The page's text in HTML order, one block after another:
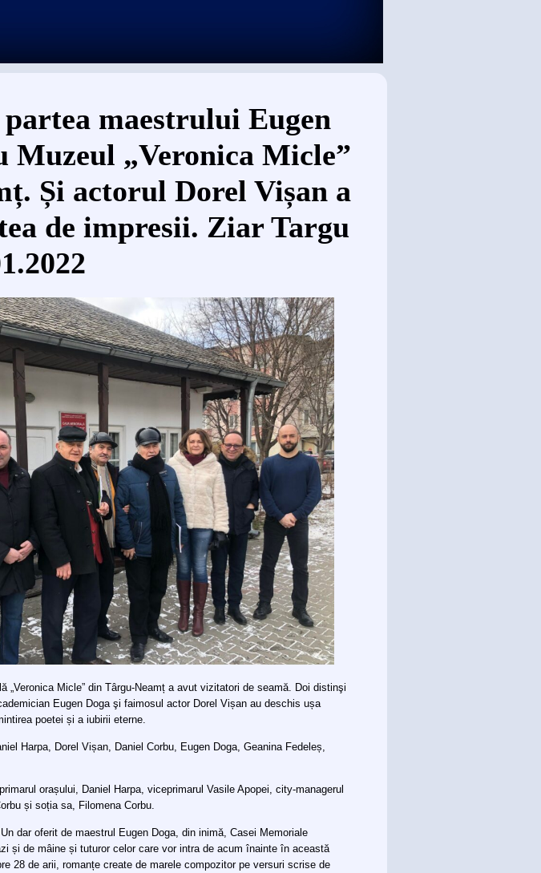
maestrului Eugen
Muzeul „Veronica Micle”
Și actorul Dorel Vișan a
de impresii. Ziar Targu
„Veronica Micle” din Târgu-Neamț a avut vizitatori de seamă. Doi distinşi
Eugen Doga şi faimosul actor Dorel Vișan au deschis ușa
poetei și a iubirii eterne.
Harpa, Dorel Vișan, Daniel Corbu, Eugen Doga, Geanina Fedeleș,
orașului, Daniel Harpa, viceprimarul Vasile Apopei, city-managerul
și soția sa, Filomena Corbu.
dar oferit de maestrul Eugen Doga, din inimă, Casei Memoriale
și de mâine și tuturor celor care vor intra de acum înainte în această
28 de arii, romanțe create de marele compozitor pe versuri scrise de